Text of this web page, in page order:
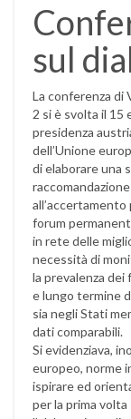
sul
La conferenza di
2 si è svolta il 15
presidenza
dell’Unione
di elaborare una
forum
in rete delle
necessità di
la prevalenza
e lungo termine
sia negli Stati
dati comparabili.
Si evidenziava,
europeo, norme
ispirare ed
per la prima